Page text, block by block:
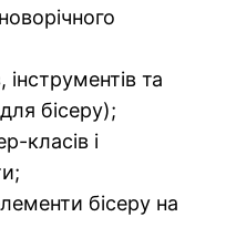
та
бісеру);
класів і
бісеру на